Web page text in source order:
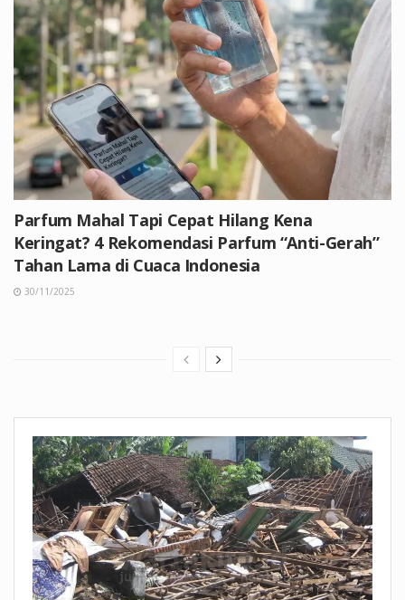
Parfum Mahal Tapi Cepat Hilang Kena
Keringat? 4 Rekomendasi Parfum “Anti-Gerah”
Tahan Lama di Cuaca Indonesia
30/11/2025